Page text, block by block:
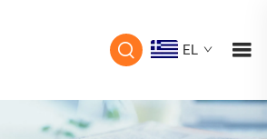
EL